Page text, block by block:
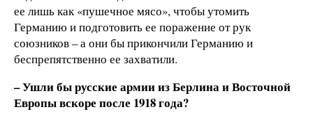
ее лишь как «пушечное мясо», чтобы утомить
Германию и подготовить ее поражение от рук
союзников – а они бы прикончили Германию и
беспрепятственно ее захватили.
– Ушли бы русские армии из Берлина и Восточной
Европы вскоре после 1918 года?